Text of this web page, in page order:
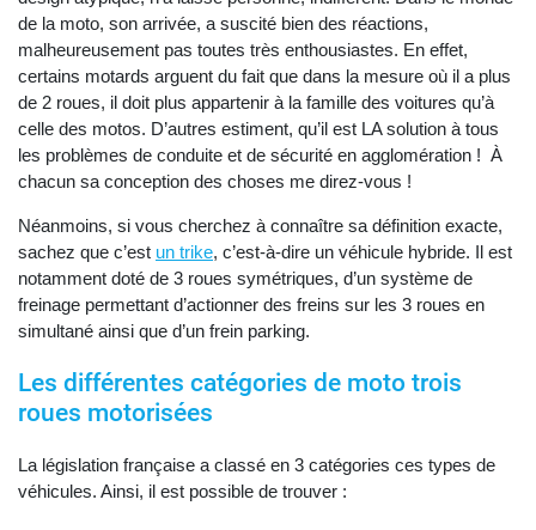
de la moto, son arrivée, a suscité bien des réactions,
malheureusement pas toutes très enthousiastes. En effet,
certains motards arguent du fait que dans la mesure où il a plus
de 2 roues, il doit plus appartenir à la famille des voitures qu’à
celle des motos. D’autres estiment, qu’il est LA solution à tous
les problèmes de conduite et de sécurité en agglomération ! À
chacun sa conception des choses me direz-vous !
Néanmoins, si vous cherchez à connaître sa définition exacte,
sachez que c’est un trike, c’est-à-dire un véhicule hybride. Il est
notamment doté de 3 roues symétriques, d’un système de
freinage permettant d’actionner des freins sur les 3 roues en
simultané ainsi que d’un frein parking.
Les différentes catégories de moto trois
roues motorisées
La législation française a classé en 3 catégories ces types de
véhicules. Ainsi, il est possible de trouver :